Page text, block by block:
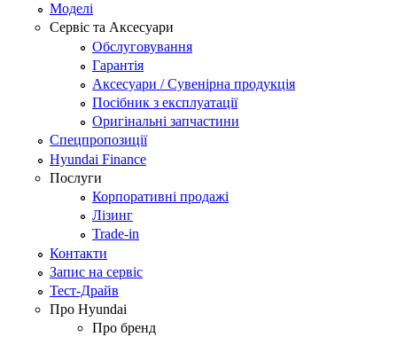
Моделі
Сервіс та Аксесуари
Обслуговування
Гарантія
Аксесуари / Сувенірна продукція
Посібник з експлуатації
Оригінальні запчастини
Спецпропозиції
Hyundai Finance
Послуги
Корпоративні продажі
Лізинг
Trade-in
Контакти
Запис на сервіс
Тест-Драйв
Про Hyundai
Про бренд